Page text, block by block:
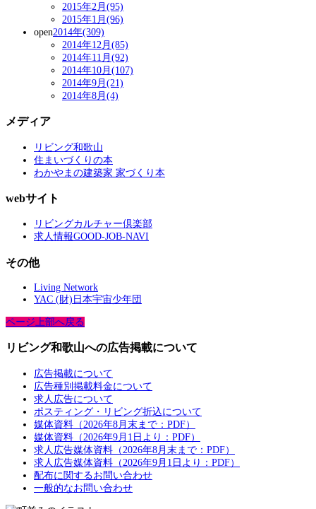
2015年2月(95)
2015年1月(96)
open2014年(309)
2014年12月(85)
2014年11月(92)
2014年10月(107)
2014年9月(21)
2014年8月(4)
メディア
リビング和歌山
住まいづくりの本
わかやまの建築家 家づくり本
webサイト
リビングカルチャー倶楽部
求人情報GOOD-JOB-NAVI
その他
Living Network
YAC (財)日本宇宙少年団
ページ上部へ戻る
リビング和歌山への広告掲載について
広告掲載について
広告種別掲載料金について
求人広告について
ポスティング・リビング折込について
媒体資料（2026年8月末まで：PDF）
媒体資料（2026年9月1日より：PDF）
求人広告媒体資料（2026年8月末まで：PDF）
求人広告媒体資料（2026年9月1日より：PDF）
配布に関するお問い合わせ
一般的なお問い合わせ